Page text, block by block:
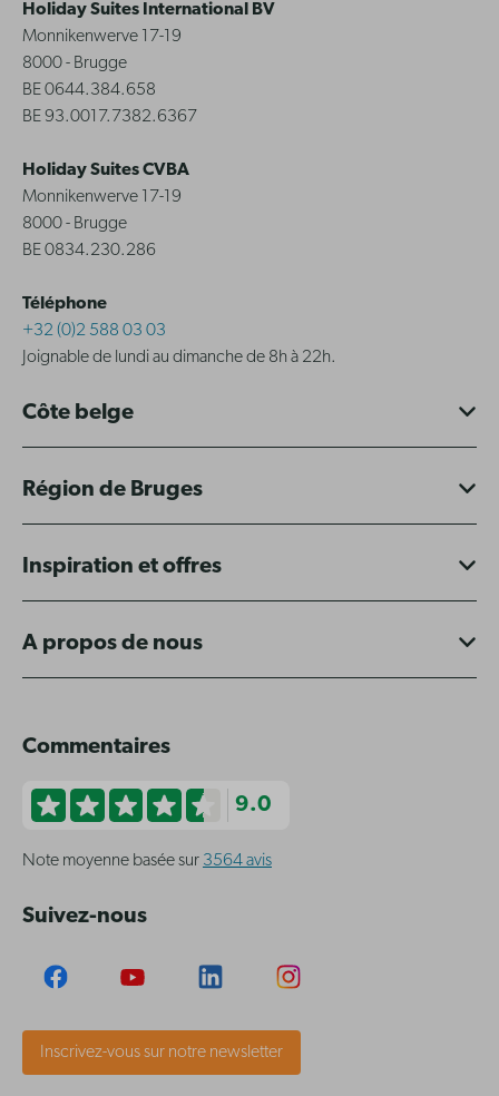
Holiday Suites International BV
Monnikenwerve 17-19
8000 - Brugge
BE 0644.384.658
BE 93.0017.7382.6367
Holiday Suites CVBA
Monnikenwerve 17-19
8000 - Brugge
BE 0834.230.286
Téléphone
+32 (0)2 588 03 03
Joignable de lundi au dimanche de 8h à 22h.
Côte belge
Région de Bruges
Inspiration et offres
A propos de nous
Commentaires
9.0
Note moyenne basée sur 3564 avis
Suivez-nous
Inscrivez-vous sur notre newsletter